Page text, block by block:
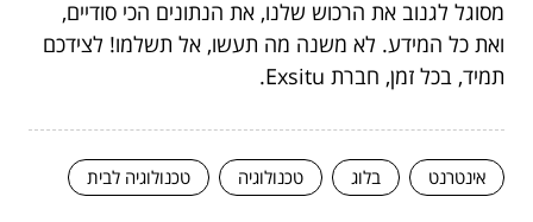
מסוגל לגנוב את הרכוש שלנו, את הנתונים הכי סודיים,
ואת כל המידע. לא משנה מה תעשו, אל תשלמו! לצידכם
תמיד, בכל זמן, חברת Exsitu.
אינטרנט בלוג טכנולוגיה טכנולוגיה לבית